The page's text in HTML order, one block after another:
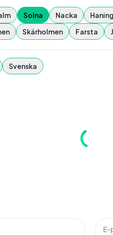
Solna Nacka
Skärholmen Farsta
Svenska
E-